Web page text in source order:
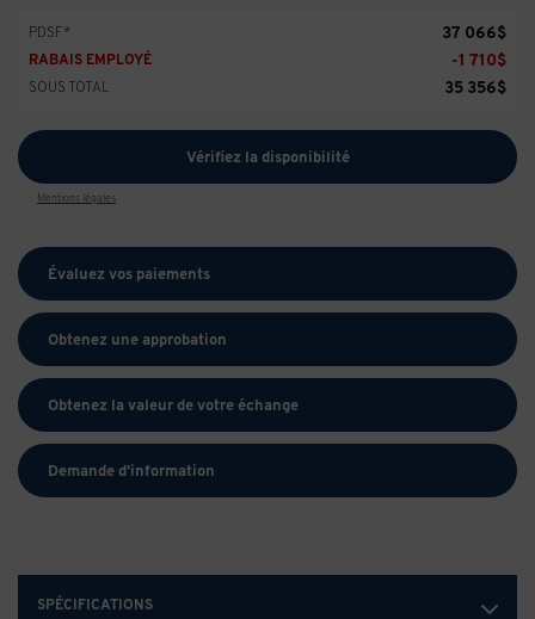
SPÉCIFICATIONS
PDSF* 37 066$
RABAIS EMPLOYÉ -1 710$
SOUS TOTAL 35 356$
Vérifiez la disponibilité
Mentions légales
Évaluez vos paiements
Obtenez une approbation
Obtenez la valeur de votre échange
Demande d'information